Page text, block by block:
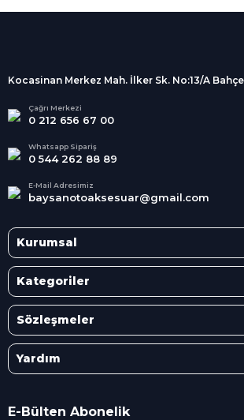
Alışveriş
kargolanmaktadır.
Tüm Kredi Kartlarına taksit
seçenekleri
Kocasinan Merkez Mah. İlker Sk. No:13/A
Çağrı Merkezi
0 212 656 67 00
Whatsapp Sipariş
0 544 262 88 89
E-Mail Adresimiz
baysanotoaksesuar@gmail.com
Kurumsal
Kategoriler
Sözleşmeler
Yardım
E-Bülten Abonelik